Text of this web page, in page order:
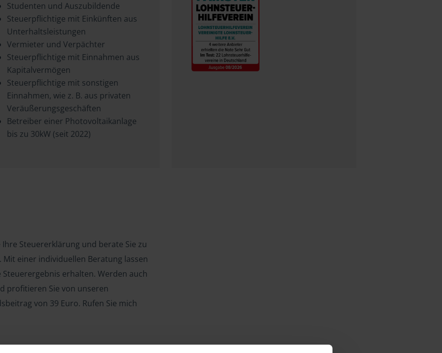
Studenten und Auszubildende
Steuerpflichtige mit Einkünften aus
Unterhaltsleistungen
Vermieter und Verpächter
Steuerpflichtige mit Einnahmen aus
Kapitalvermögen
Steuerpflichtige mit sonstigen
Einnahmen, wie z. B. aus privaten
Veräußerungsgeschäften
Betreiber einer Photovoltaikanlage
bis zu 30kW (seit 2022)
Steuererklärung und berate Sie zu
Mit einer individuellen Beratung lassen
erhalten. Werden auch
profitieren Sie von unseren
von 39 Euro. Rufen Sie mich